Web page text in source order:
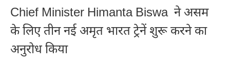
Chief Minister Himanta Biswa ने असम
के लिए तीन नई अमृत भारत ट्रेनें शुरू करने का
अनुरोध किया